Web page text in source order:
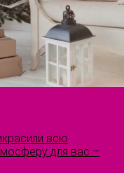
всю
для вас –